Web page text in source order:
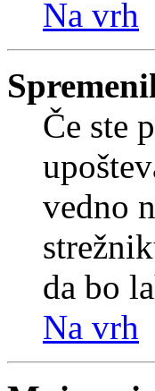
Na vrh
Če ste
vedno
da bo
Na vrh